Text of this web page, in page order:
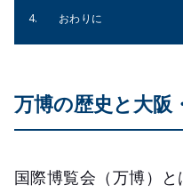
おわりに
万博の歴史と大阪
国際博覧会（万博）